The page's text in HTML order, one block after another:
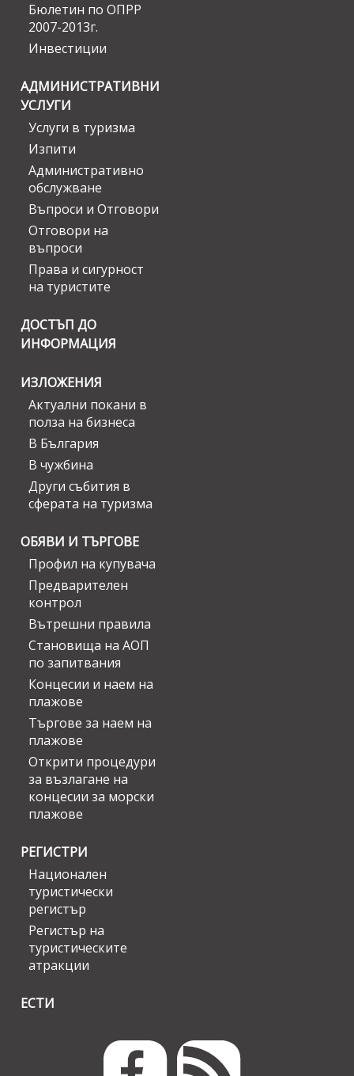
Бюлетин по ОПРР
2007-2013г.
Инвестиции
АДМИНИСТРАТИВНИ
УСЛУГИ
Услуги в туризма
Изпити
Административно
обслужване
Въпроси и Отговори
Отговори на
въпроси
Права и сигурност
на туристите
ДОСТЪП ДО
ИНФОРМАЦИЯ
ИЗЛОЖЕНИЯ
Актуални покани в
полза на бизнеса
В България
В чужбина
Други събития в
сферата на туризма
ОБЯВИ И ТЪРГОВЕ
Профил на купувача
Предварителен
контрол
Вътрешни правила
Становища на АОП
по запитвания
Концесии и наем на
плажове
Търгове за наем на
плажове
Открити процедури
за възлагане на
концесии за морски
плажове
РЕГИСТРИ
Национален
туристически
регистър
Регистър на
туристическите
атракции
ЕСТИ